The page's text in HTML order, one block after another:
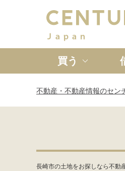
買う
新築
不動産・不動産情報のセン
長崎市の土地をお探しなら不動